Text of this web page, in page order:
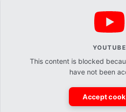
YOUTUBE
This content is blocked
have not been
Accept